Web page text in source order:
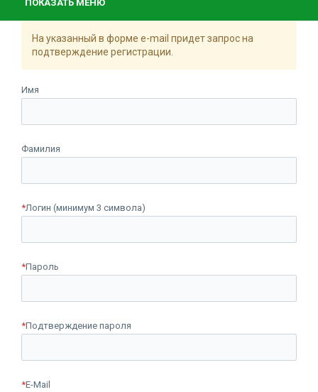
ПОКАЗАТЬ МЕНЮ
На указанный в форме e-mail придет запрос на
подтверждение регистрации.
Имя
Фамилия
*Логин (минимум 3 символа)
*Пароль
*Подтверждение пароля
*E-Mail